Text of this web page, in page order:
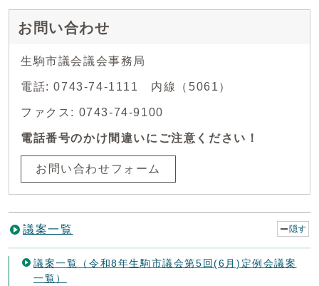
お問い合わせ
生駒市議会議会事務局
電話: 0743-74-1111 内線（5061）
ファクス: 0743-74-9100
電話番号のかけ間違いにご注意ください！
お問い合わせフォーム
議案一覧 隠す
議案一覧（令和8年生駒市議会第5回(6月)定例会議案
一覧）